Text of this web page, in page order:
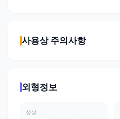
사용상 주의사항
외형정보
성상